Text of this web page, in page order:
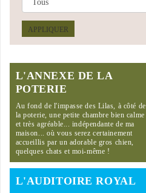
APPLIQUER
L'ANNEXE DE LA
POTERIE
Au fond de l'impasse des Lilas, à côté de
la poterie, une petite chambre bien calme
et très agréable... indépendante de ma
maison... où vous serez certainement
accueillis par un adorable gros chien,
quelques chats et moi-même !
L'AUDITOIRE ROYAL